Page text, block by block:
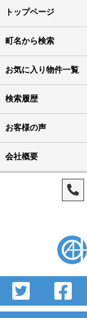
トップページ
町名から検索
お気に入り物件一覧
検索履歴
お客様の声
会社概要